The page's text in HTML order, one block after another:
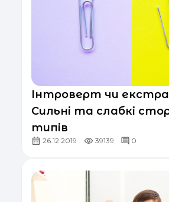
Інтроверт чи
Сильні та слабкі
типів
26.12.2019 39139 0